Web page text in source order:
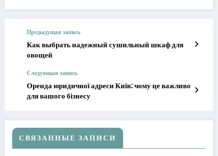
Предыдущая запись
Как выбрать надежный сушильный шкаф для
овощей
Следующая запись
Оренда юридичної адреси Київ: чому це важливо
для вашого бізнесу
СВЯЗАННЫЕ ЗАПИСИ